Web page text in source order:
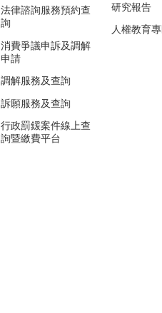
法律諮詢服務預約查
詢
消費爭議申訴及調解
申請
調解服務及查詢
訴願服務及查詢
行政罰鍰案件線上查
詢暨繳費平台
研究報告
人權教育